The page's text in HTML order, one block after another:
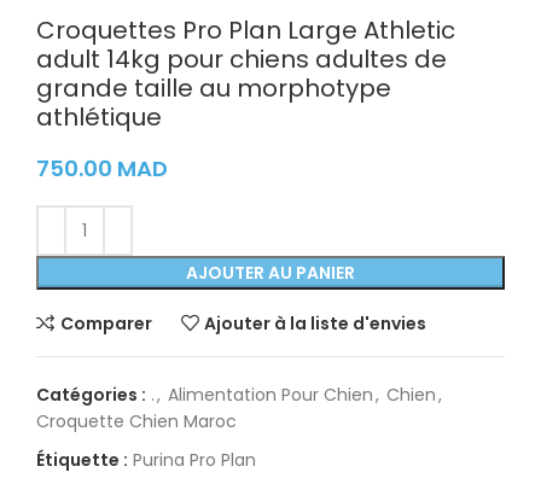
Croquettes Pro Plan Large Athletic
adult 14kg pour chiens adultes de
grande taille au morphotype
athlétique
750.00 MAD
AJOUTER AU PANIER
Comparer Ajouter à la liste d'envies
Catégories : ., Alimentation Pour Chien, Chien,
Croquette Chien Maroc
Étiquette : Purina Pro Plan